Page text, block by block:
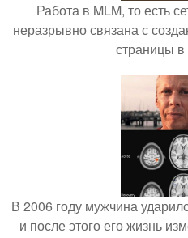
Работа в MLM, то есть
неразрывно связана с
страницы в
В 2006 году мужчина
и после этого его жизнь